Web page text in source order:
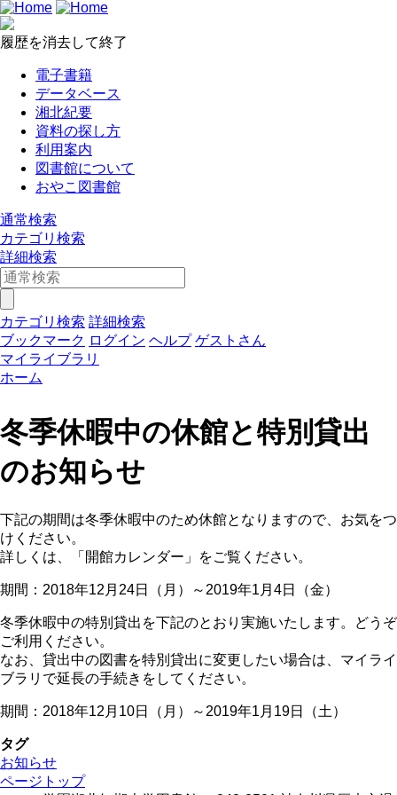
履歴を消去して終了
電子書籍
データベース
湘北紀要
資料の探し方
利用案内
図書館について
おやこ図書館
通常検索
カテゴリ検索
詳細検索
カテゴリ検索 詳細検索
ブックマーク ログイン ヘルプ ゲストさん
マイライブラリ
ホーム
冬季休暇中の休館と特別貸出
のお知らせ
下記の期間は冬季休暇中のため休館となりますので、お気をつ
けください。
詳しくは、「開館カレンダー」をご覧ください。
期間：2018年12月24日（月）～2019年1月4日（金）
冬季休暇中の特別貸出を下記のとおり実施いたします。どうぞ
ご利用ください。
なお、貸出中の図書を特別貸出に変更したい場合は、マイライ
ブラリで延長の手続きをしてください。
期間：2018年12月10日（月）～2019年1月19日（土）
タグ
お知らせ
ページトップ